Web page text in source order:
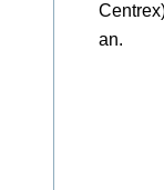
an.